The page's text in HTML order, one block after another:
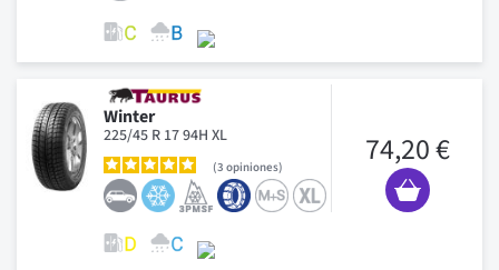
Winter
225/45 R 17 94H XL
3 opiniones 74,20 €